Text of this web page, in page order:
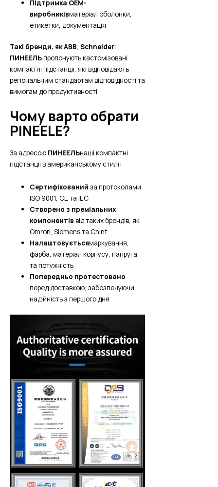
Підтримка OEM-
виробниківматеріал оболонки,
етикетки, документація
Такі бренди, як ABB Schneiderі
ПИНЕЕЛЬпропонують кастомізовані
компактні підстанції, які відповідають
регіональним стандартам відповідності та
вимогам до продуктивності.
Чому варто обрати
PINEELE?
За адресою ПИНЕЕЛЬнаші компактні
підстанції в американському стилі:
Сертифікований за протоколами
ISO 9001, CE та IEC
Створено з преміальних
компонентів від таких брендів, як
Omron, Siemens та Chint
Налаштовуєтьсямаркування,
фарба, матеріал корпусу, напруга
та потужність
Попередньо протестовано
перед доставкою, забезпечуючи
надійність з першого дня